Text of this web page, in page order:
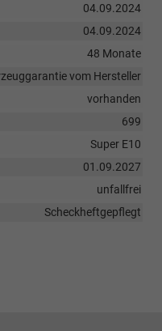
04.09.2024
04.09.2024
48 Monate
vom Hersteller
vorhanden
699
Super E10
01.09.2027
unfallfrei
Scheckheftgepflegt